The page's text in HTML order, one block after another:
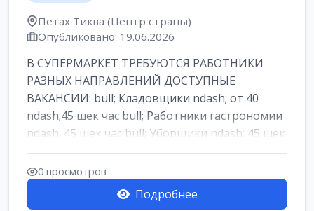
Петах Тиква (Центр страны)
Опубликовано: 19.06.2026
В СУПЕРМАРКЕТ ТРЕБУЮТСЯ РАБОТНИКИ
РАЗНЫХ НАПРАВЛЕНИЙ ДОСТУПНЫЕ
ВАКАНСИИ: bull; Кладовщики ndash; от 40
ndash;45 шек час bull; Работники гастрономии
ndash; 45 шек час bull; Уборщики ndash; 45 шек
час b...
0 просмотров
Подробнее